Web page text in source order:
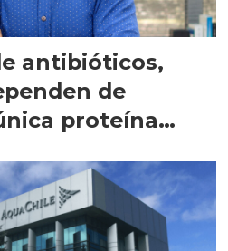
antibióticos,
de
proteína